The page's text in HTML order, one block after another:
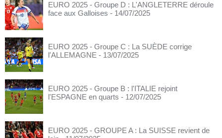
EURO 2025 - Groupe D : L'ANGLETERRE déroule
face aux Galloises - 14/07/2025
EURO 2025 - Groupe C : La SUÈDE corrige
l'ALLEMAGNE - 13/07/2025
EURO 2025 - Groupe B : l'ITALIE rejoint
l'ESPAGNE en quarts - 12/07/2025
EURO 2025 - GROUPE A : La SUISSE revient de